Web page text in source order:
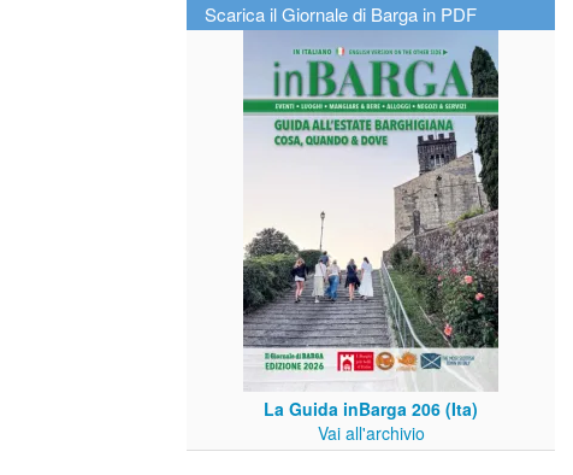
Scarica il Giornale di Barga in PDF
La Guida inBarga 206 (Ita)
Vai all'archivio